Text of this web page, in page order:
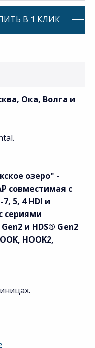
В 1 КЛИК
Ока, Волга и
озеро" -
совместимая с
5, 4 HDI и
сериями
и HDS® Gen2
HOOK2,